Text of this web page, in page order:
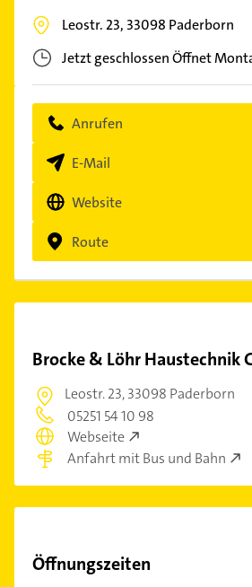
Leostr. 23, 33098 Paderborn
Jetzt geschlossenÖffnet
Anrufen
E-Mail
Website
Route
Brocke & Löhr Haustechnik
Leostr. 23,33098 Paderborn
05251 54 10 98
Webseite
Anfahrt mit Bus und Bahn
Öffnungszeiten